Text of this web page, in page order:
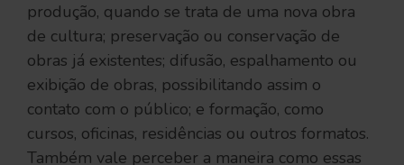
produção, quando se trata de uma nova obra
de cultura; preservação ou conservação de
obras já existentes; difusão, espalhamento ou
exibição de obras, possibilitando assim o
contato com o público; e formação, como
cursos, oficinas, residências ou outros formatos.
Também vale perceber a maneira como essas